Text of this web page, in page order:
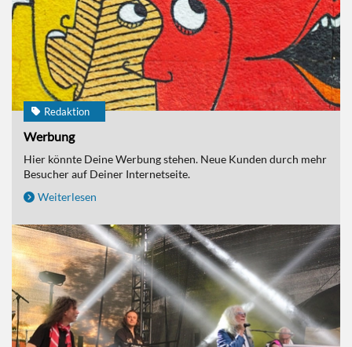
Redaktion
Werbung
Hier könnte Deine Werbung stehen. Neue Kunden durch mehr
Besucher auf Deiner Internetseite.
Weiterlesen